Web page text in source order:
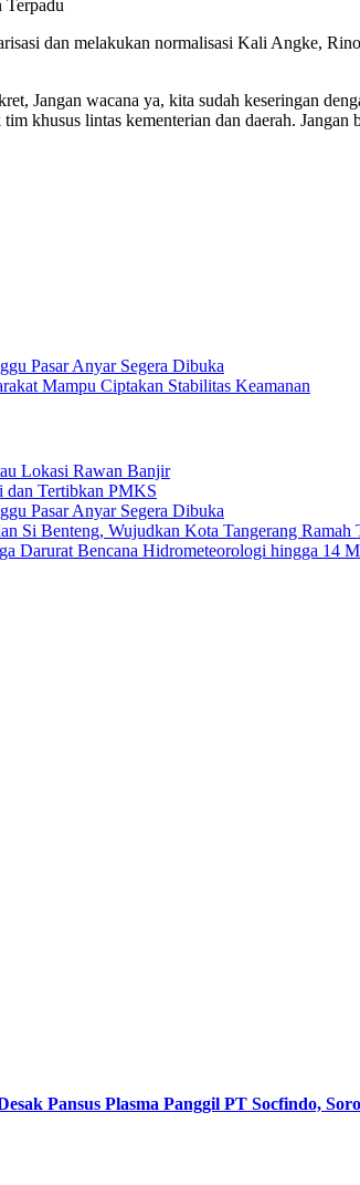
Terpadu
dan melakukan normalisasi Kali Angke,
Jangan wacana ya, kita sudah keseringan
khusus lintas kementerian dan daerah.
Pasar Anyar Segera Dibuka
Mampu Ciptakan Stabilitas Keamanan
Lokasi Rawan Banjir
dan Tertibkan PMKS
Pasar Anyar Segera Dibuka
Si Benteng, Wujudkan Kota Tangerang Ramah
Darurat Bencana Hidrometeorologi hingga 14
Pansus Plasma Panggil PT Socfindo,